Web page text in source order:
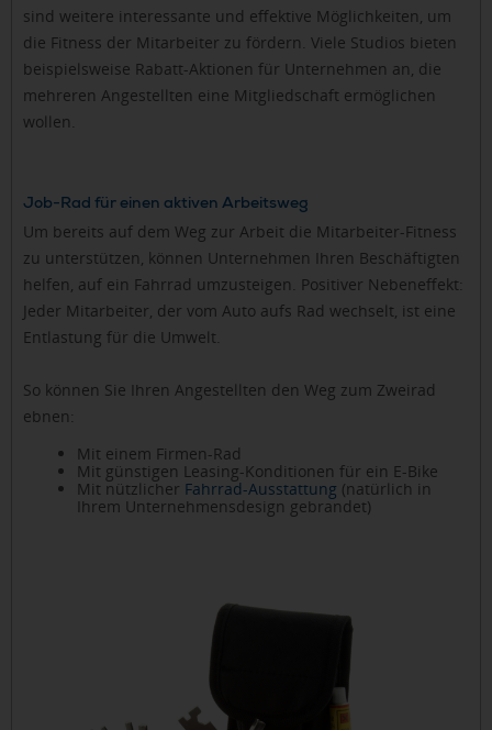
sind weitere interessante und effektive Möglichkeiten, um
die Fitness der Mitarbeiter zu fördern. Viele Studios bieten
beispielsweise Rabatt-Aktionen für Unternehmen an, die
mehreren Angestellten eine Mitgliedschaft ermöglichen
wollen.
Job-Rad für einen aktiven Arbeitsweg
Um bereits auf dem Weg zur Arbeit die Mitarbeiter-Fitness
zu unterstützen, können Unternehmen Ihren Beschäftigten
helfen, auf ein Fahrrad umzusteigen. Positiver Nebeneffekt:
Jeder Mitarbeiter, der vom Auto aufs Rad wechselt, ist eine
Entlastung für die Umwelt.
So können Sie Ihren Angestellten den Weg zum Zweirad
ebnen:
Mit einem Firmen-Rad
Mit günstigen Leasing-Konditionen für ein E-Bike
Mit nützlicher Fahrrad-Ausstattung (natürlich in
Ihrem Unternehmensdesign gebrandet)